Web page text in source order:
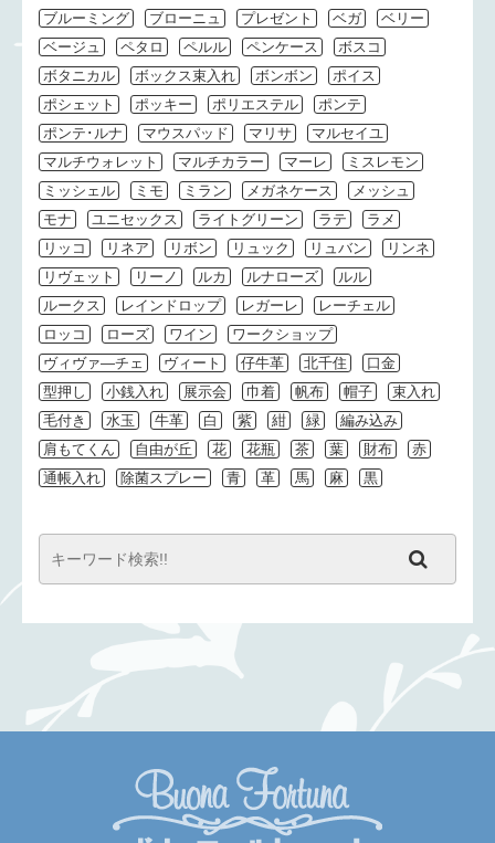
ブルーミング
ブローニュ プレゼント ベガ
ベリー
ベージュ
ペタロ ペルル ペンケース
ボスコ
ボタニカル
ボックス束入れ ボンボン
ポイス
ポシェット
ポッキー ポリエステル
ポンテ
ポンテ･ルナ
マウスパッド マリサ
マルセイユ
マルチウォレット
マルチカラー マーレ
ミスレモン
ミッシェル
ミモ ミラン メガネケース
メッシュ
モナ
ユニセックス ライトグリーン ラテ
ラメ
リッコ
リネア リボン リュック リュバン
リンネ
リヴェット
リーノ ルカ ルナローズ
ルル
ルークス
レインドロップ レガーレ
レーチェル
ロッコ
ローズ ワイン
ワークショップ
ヴィヴァ―チェ
ヴィート 仔牛革 北千住
口金
型押し
小銭入れ 展示会 巾着 帆布 帽子
束入れ
毛付き
水玉 牛革 白 紫 紺 緑
編み込み
肩もてくん
自由が丘 花 花瓶 茶 葉 財布
赤
通帳入れ
除菌スプレー 青 革 馬 麻 黒